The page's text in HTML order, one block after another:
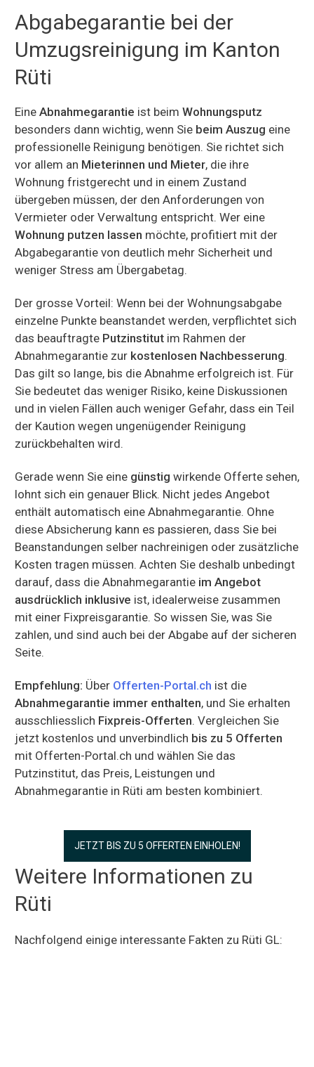
Abgabegarantie bei der
Umzugsreinigung im Kanton
Rüti
Eine Abnahmegarantie ist beim Wohnungsputz
besonders dann wichtig, wenn Sie beim Auszug eine
professionelle Reinigung benötigen. Sie richtet sich
vor allem an Mieterinnen und Mieter, die ihre
Wohnung fristgerecht und in einem Zustand
übergeben müssen, der den Anforderungen von
Vermieter oder Verwaltung entspricht. Wer eine
Wohnung putzen lassen möchte, profitiert mit der
Abgabegarantie von deutlich mehr Sicherheit und
weniger Stress am Übergabetag.
Der grosse Vorteil: Wenn bei der Wohnungsabgabe
einzelne Punkte beanstandet werden, verpflichtet sich
das beauftragte Putzinstitut im Rahmen der
Abnahmegarantie zur kostenlosen Nachbesserung.
Das gilt so lange, bis die Abnahme erfolgreich ist. Für
Sie bedeutet das weniger Risiko, keine Diskussionen
und in vielen Fällen auch weniger Gefahr, dass ein Teil
der Kaution wegen ungenügender Reinigung
zurückbehalten wird.
Gerade wenn Sie eine günstig wirkende Offerte sehen,
lohnt sich ein genauer Blick. Nicht jedes Angebot
enthält automatisch eine Abnahmegarantie. Ohne
diese Absicherung kann es passieren, dass Sie bei
Beanstandungen selber nachreinigen oder zusätzliche
Kosten tragen müssen. Achten Sie deshalb unbedingt
darauf, dass die Abnahmegarantie im Angebot
ausdrücklich inklusive ist, idealerweise zusammen
mit einer Fixpreisgarantie. So wissen Sie, was Sie
zahlen, und sind auch bei der Abgabe auf der sicheren
Seite.
Empfehlung: Über Offerten-Portal.ch ist die
Abnahmegarantie immer enthalten, und Sie erhalten
ausschliesslich Fixpreis-Offerten. Vergleichen Sie
jetzt kostenlos und unverbindlich bis zu 5 Offerten
mit Offerten-Portal.ch und wählen Sie das
Putzinstitut, das Preis, Leistungen und
Abnahmegarantie in Rüti am besten kombiniert.
JETZT BIS ZU 5 OFFERTEN EINHOLEN!
Weitere Informationen zu
Rüti
Nachfolgend einige interessante Fakten zu Rüti GL: